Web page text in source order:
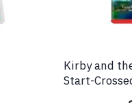
Kirby and
Start-